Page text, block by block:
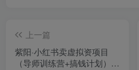
上一篇
紫阳·小红书卖虚拟资项目
（导师训练营+搞钱计划）价